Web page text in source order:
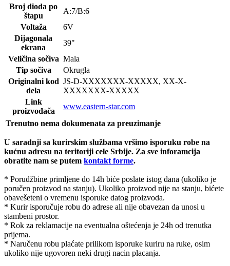
Broj dioda po
štapu
A:7/B:6
Voltaža
6V
Dijagonala
ekrana
39"
Veličina sočiva Mala
Tip sočiva
Okrugla
Originalni kod
dela
JS-D-XXXXXXX-XXXXX, XX-X-
XXXXXXX-XXXXX
Link
proizvođača
www.eastern-star.com
Trenutno nema dokumenata za preuzimanje
U saradnji sa kurirskim službama vršimo isporuku robe na
kućnu adresu na teritoriji cele Srbije. Za sve inforamcija
obratite nam se putem kontakt forme.
* Porudžbine primljene do 14h biće poslate istog dana (ukoliko je
poručen proizvod na stanju). Ukoliko proizvod nije na stanju, bićete
obavešeteni o vremenu isporuke datog proizvoda.
* Kurir isporučuje robu do adrese ali nije obavezan da unosi u
stambeni prostor.
* Rok za reklamacije na eventualna oštećenja je 24h od trenutka
prijema.
* Naručenu robu plaćate prilikom isporuke kuriru na ruke, osim
ukoliko nije ugovoren neki drugi nacin placanja.